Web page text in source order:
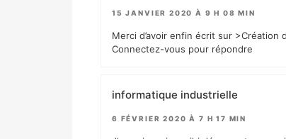
15 JANVIER 2020 À 9 H 08 MIN
Merci d’avoir enfin écrit sur
Connectez-vous pour répondre
informatique industrielle
6 FÉVRIER 2020 À 7 H 17 MIN